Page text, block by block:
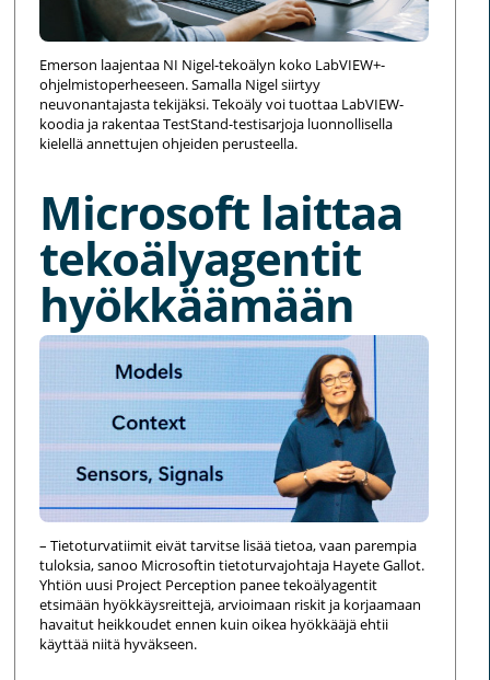
Emerson laajentaa NI Nigel-tekoälyn koko LabVIEW+-
ohjelmistoperheeseen. Samalla Nigel siirtyy
neuvonantajasta tekijäksi. Tekoäly voi tuottaa LabVIEW-
koodia ja rakentaa TestStand-testisarjoja luonnollisella
kielellä annettujen ohjeiden perusteella.
Microsoft laittaa
tekoälyagentit
hyökkäämään
– Tietoturvatiimit eivät tarvitse lisää tietoa, vaan parempia
tuloksia, sanoo Microsoftin tietoturvajohtaja Hayete Gallot.
Yhtiön uusi Project Perception panee tekoälyagentit
etsimään hyökkäysreittejä, arvioimaan riskit ja korjaamaan
havaitut heikkoudet ennen kuin oikea hyökkääjä ehtii
käyttää niitä hyväkseen.